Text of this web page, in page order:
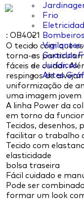
Frio
Bombeiros
Vigilantes
Guardas
Jurídicos
Artes
: OB4021
O tecido com que
torna-as
fáceis de cuidar.
respingos de
uniformização de
uma imagem jovem
A linha Power da
em torno da
Tecidos, desenhos,
facilitar o trabalho
Tecido com
elasticidade
bolsa traseira
Fácil cuidado e
Pode ser
formar um look